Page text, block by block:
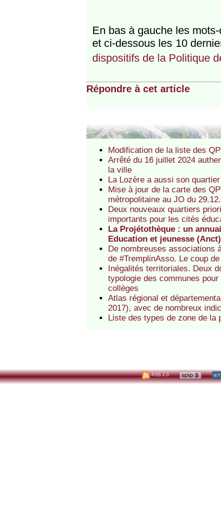
En bas à gauche les mots-
et ci-dessous les 10
dispositifs de la Politique
Répondre à cet article
Modification de la liste des
Arrêté du 16 juillet 2024
la ville
La Lozère a aussi son
Mise à jour de la carte des
métropolitaine au JO du
Deux nouveaux quartiers
importants pour les cités
La Projétothèque : un
Education et jeunesse (Anct)
De nombreuses associations
de #TremplinAsso. Le coup
Inégalités territoriales. Deux
typologie des communes
collèges
Atlas régional et
2017), avec de nombreux
Liste des types de zone de la
RSS 2.0